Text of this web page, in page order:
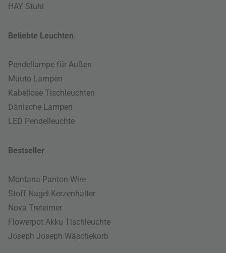
HAY Stuhl
Beliebte Leuchten
Pendellampe für Außen
Muuto Lampen
Kabellose Tischleuchten
Dänische Lampen
LED Pendelleuchte
Bestseller
Montana Panton Wire
Stoff Nagel Kerzenhalter
Nova Treteimer
Flowerpot Akku Tischleuchte
Joseph Joseph Wäschekorb